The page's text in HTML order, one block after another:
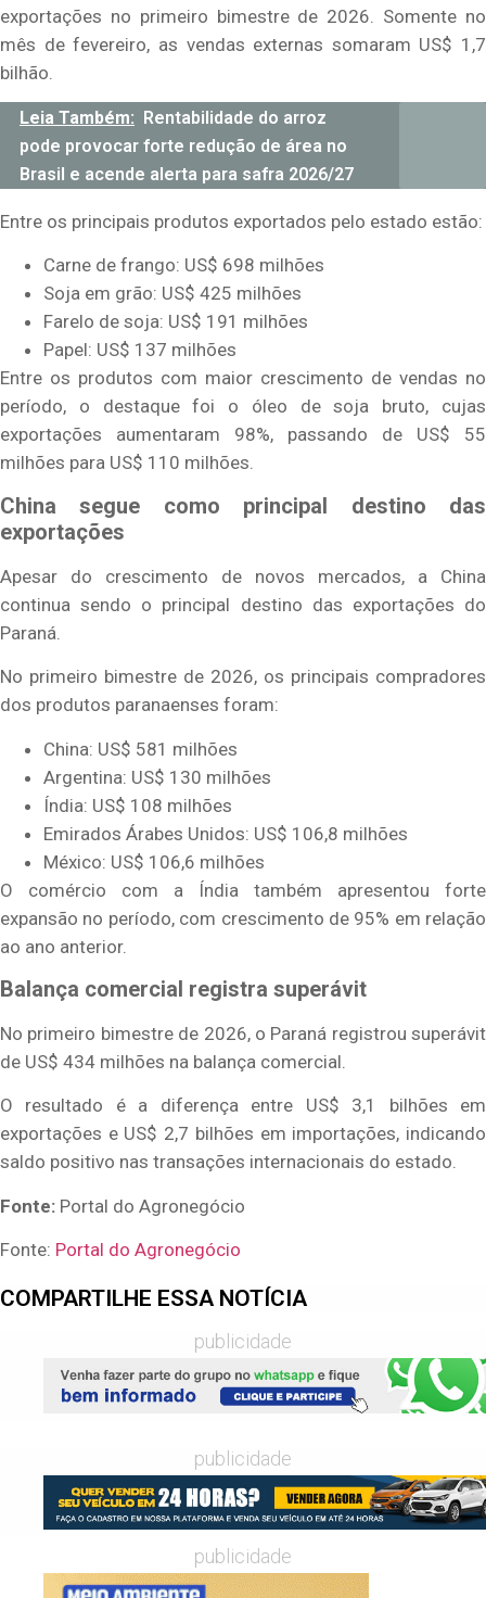
exportações no primeiro bimestre de 2026. Somente no
mês de fevereiro, as vendas externas somaram US$ 1,7
bilhão.
Leia Também: Rentabilidade do arroz
pode provocar forte redução de área no
Brasil e acende alerta para safra 2026/27
Entre os principais produtos exportados pelo estado estão:
Carne de frango: US$ 698 milhões
Soja em grão: US$ 425 milhões
Farelo de soja: US$ 191 milhões
Papel: US$ 137 milhões
Entre os produtos com maior crescimento de vendas no
período, o destaque foi o óleo de soja bruto, cujas
exportações aumentaram 98%, passando de US$ 55
milhões para US$ 110 milhões.
China segue como principal destino das
exportações
Apesar do crescimento de novos mercados, a China
continua sendo o principal destino das exportações do
Paraná.
No primeiro bimestre de 2026, os principais compradores
dos produtos paranaenses foram:
China: US$ 581 milhões
Argentina: US$ 130 milhões
Índia: US$ 108 milhões
Emirados Árabes Unidos: US$ 106,8 milhões
México: US$ 106,6 milhões
O comércio com a Índia também apresentou forte
expansão no período, com crescimento de 95% em relação
ao ano anterior.
Balança comercial registra superávit
No primeiro bimestre de 2026, o Paraná registrou superávit
de US$ 434 milhões na balança comercial.
O resultado é a diferença entre US$ 3,1 bilhões em
exportações e US$ 2,7 bilhões em importações, indicando
saldo positivo nas transações internacionais do estado.
Fonte: Portal do Agronegócio
Fonte: Portal do Agronegócio
COMPARTILHE ESSA NOTÍCIA
publicidade
publicidade
publicidade